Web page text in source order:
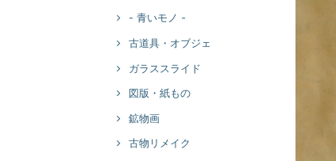
- 青いモノ -
古道具・オブジェ
ガラススライド
図版・紙もの
鉱物画
古物リメイク